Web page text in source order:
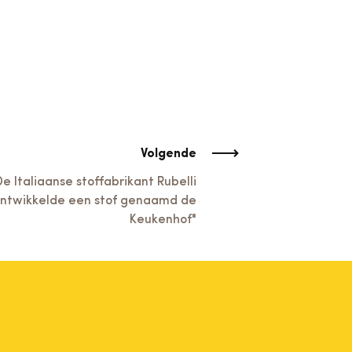
Volgende
Italiaanse stoffabrikant Rubelli
een stof genaamd de
Keukenhof"